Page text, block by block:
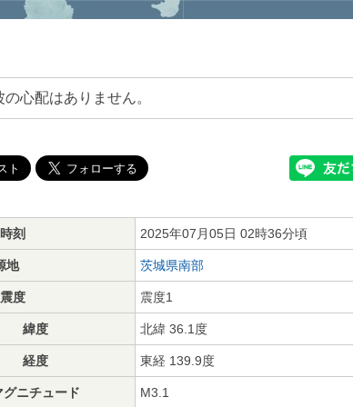
心配はありません。
刻 2025年07月05日 02時36分頃
地 茨城県南部
度 震度1
緯度 北緯 36.1度
経度 東経 139.9度
グニチュード M3.1